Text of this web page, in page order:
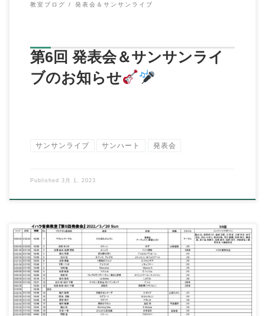
教室ブログ
発表会＆サンサンライブ
第6回 発表会＆サンサンライ
ブのお知らせ
サンサンライブ サンハート 発表会
Published 3月 1, 2023
こんにちは、イハラ音楽教室の伊原鉄朗です。 第５回イハラ音
楽教室発表会 ３月２０日(日 […]